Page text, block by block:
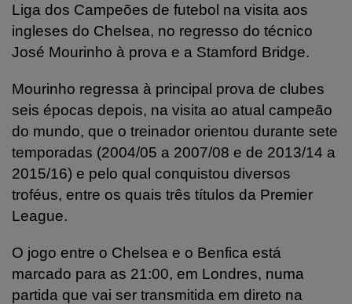
Liga dos Campeões de futebol na visita aos
ingleses do Chelsea, no regresso do técnico
José Mourinho à prova e a Stamford Bridge.
Mourinho regressa à principal prova de clubes
seis épocas depois, na visita ao atual campeão
do mundo, que o treinador orientou durante sete
temporadas (2004/05 a 2007/08 e de 2013/14 a
2015/16) e pelo qual conquistou diversos
troféus, entre os quais três títulos da Premier
League.
O jogo entre o Chelsea e o Benfica está
marcado para as 21:00, em Londres, numa
partida que vai ser transmitida em direto na